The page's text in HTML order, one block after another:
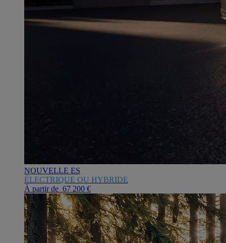
NOUVELLE ES
ÉLECTRIQUE OU HYBRIDE
À partir de 67 200 €